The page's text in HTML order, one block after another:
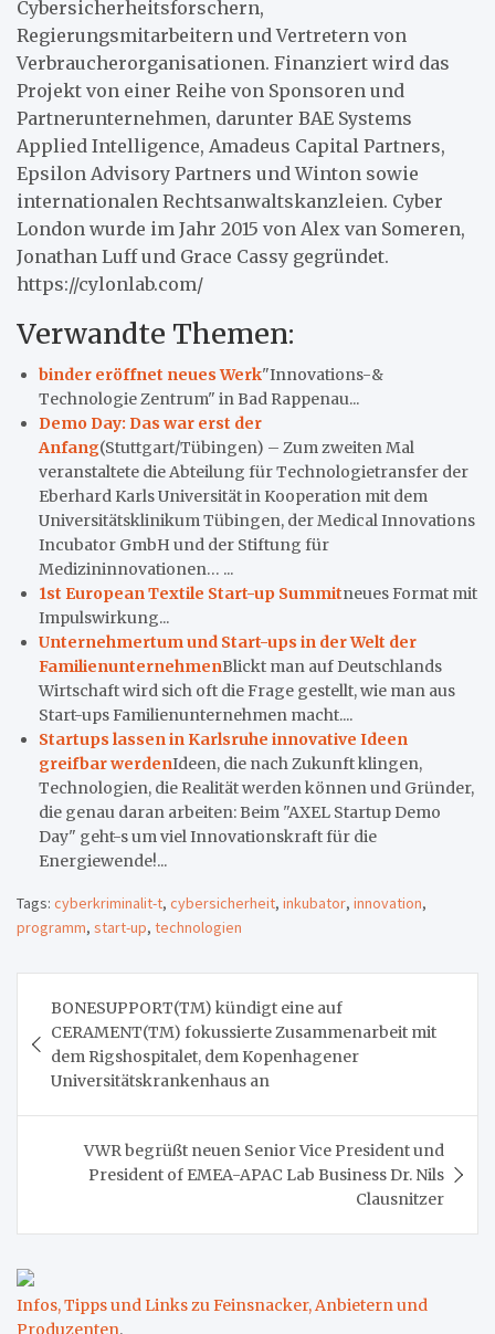
Cybersicherheitsforschern,
Regierungsmitarbeitern und Vertretern von
Verbraucherorganisationen. Finanziert wird das
Projekt von einer Reihe von Sponsoren und
Partnerunternehmen, darunter BAE Systems
Applied Intelligence, Amadeus Capital Partners,
Epsilon Advisory Partners und Winton sowie
internationalen Rechtsanwaltskanzleien. Cyber
London wurde im Jahr 2015 von Alex van Someren,
Jonathan Luff und Grace Cassy gegründet.
https://cylonlab.com/
Verwandte Themen:
binder eröffnet neues Werk"Innovations-&
Technologie Zentrum" in Bad Rappenau...
Demo Day: Das war erst der
Anfang(Stuttgart/Tübingen) – Zum zweiten Mal
veranstaltete die Abteilung für Technologietransfer der
Eberhard Karls Universität in Kooperation mit dem
Universitätsklinikum Tübingen, der Medical Innovations
Incubator GmbH und der Stiftung für
Medizininnovationen… ...
1st European Textile Start-up Summitneues Format mit
Impulswirkung...
Unternehmertum und Start-ups in der Welt der
FamilienunternehmenBlickt man auf Deutschlands
Wirtschaft wird sich oft die Frage gestellt, wie man aus
Start-ups Familienunternehmen macht....
Startups lassen in Karlsruhe innovative Ideen
greifbar werdenIdeen, die nach Zukunft klingen,
Technologien, die Realität werden können und Gründer,
die genau daran arbeiten: Beim "AXEL Startup Demo
Day" geht-s um viel Innovationskraft für die
Energiewende!...
Tags: cyberkriminalit-t, cybersicherheit, inkubator, innovation,
programm, start-up, technologien
BONESUPPORT(TM) kündigt eine auf
CERAMENT(TM) fokussierte Zusammenarbeit mit
dem Rigshospitalet, dem Kopenhagener
Universitätskrankenhaus an
VWR begrüßt neuen Senior Vice President und
President of EMEA-APAC Lab Business Dr. Nils
Clausnitzer
Infos, Tipps und Links zu Feinsnacker, Anbietern und
Produzenten.